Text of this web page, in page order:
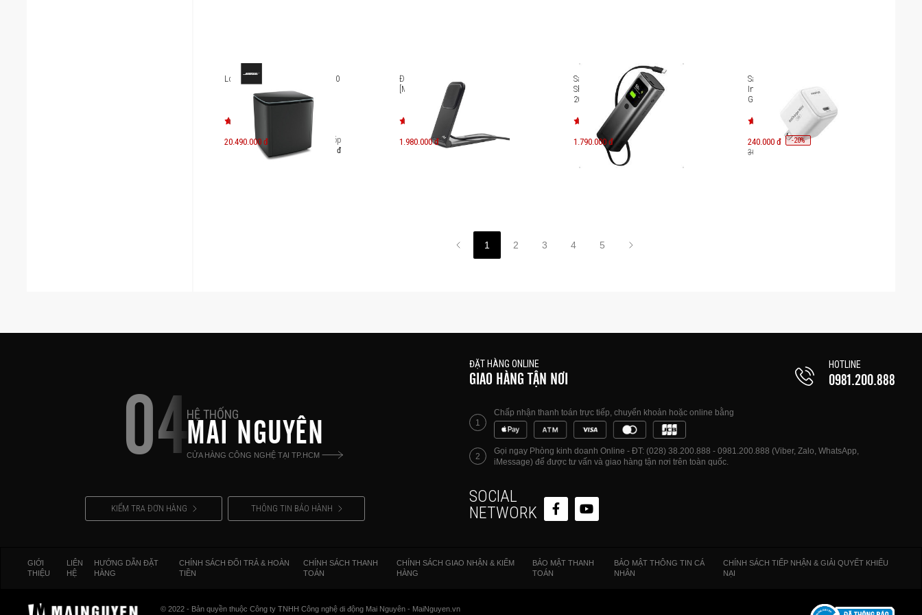
Loa trầm Bose Bass Module 700
20.490.000 đ
Trả góp
3.535.000 đ
Đế sạc không dây Peak Design
[M-CS-BK-1]
1.980.000 đ
Sạc dự phòng chuẩn CCC
Sharge E4 Retractable
20000mAh 165W
1.790.000 đ
Sạc siêu nhỏ công nghệ mới
Innostyle GoCharge Mini 20W
GC20
240.000 đ -20%
300.000 đ
1 2 3 4 5
04HỆ THỐNG
MAI NGUYÊN
CỬA HÀNG CÔNG NGHỆ TẠI TP.HCM
KIỂM TRA ĐƠN HÀNG THÔNG TIN BẢO HÀNH
ĐẶT HÀNG ONLINE
GIAO HÀNG TẬN NƠI
HOTLINE
0981.200.888
1
Chấp nhận thanh toán trực tiếp, chuyển khoản hoặc online bằng
2
Gọi ngay Phòng kinh doanh Online - ĐT: (028) 38.200.888 - 0981.200.888 (Viber, Zalo, WhatsApp,
iMessage) để được tư vấn và giao hàng tận nơi trên toàn quốc.
SOCIAL
NETWORK
GIỚI
THIỆU
LIÊN
HỆ
HƯỚNG DẪN ĐẶT
HÀNG
CHÍNH SÁCH ĐỔI TRẢ & HOÀN
TIỀN
CHÍNH SÁCH THANH
TOÁN
CHÍNH SÁCH GIAO NHẬN & KIỂM
HÀNG
BẢO MẬT THANH
TOÁN
BẢO MẬT THÔNG TIN CÁ
NHÂN
CHÍNH SÁCH TIẾP NHẬN & GIẢI QUYẾT KHIẾU
NẠI
© 2022 - Bản quyền thuộc Công ty TNHH Công nghệ di động Mai Nguyên - MaiNguyen.vn